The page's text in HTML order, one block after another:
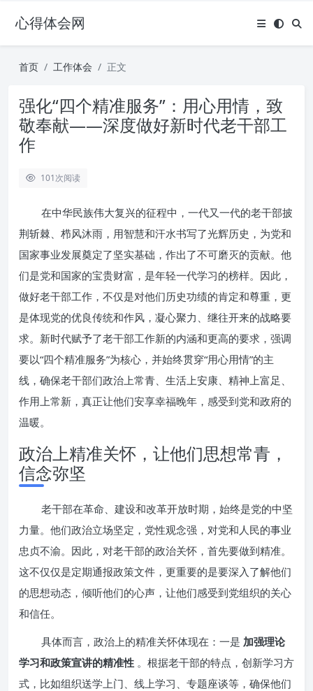
心得体会网
首页 工作体会 正文
强化“四个精准服务”：用心用情，致
敬奉献——深度做好新时代老干部工
作
101次阅读
在中华民族伟大复兴的征程中，一代又一代的老干部披
荆斩棘、栉风沐雨，用智慧和汗水书写了光辉历史，为党和
国家事业发展奠定了坚实基础，作出了不可磨灭的贡献。他
们是党和国家的宝贵财富，是年轻一代学习的榜样。因此，
做好老干部工作，不仅是对他们历史功绩的肯定和尊重，更
是体现党的优良传统和作风，凝心聚力、继往开来的战略要
求。新时代赋予了老干部工作新的内涵和更高的要求，强调
要以“四个精准服务”为核心，并始终贯穿“用心用情”的主
线，确保老干部们政治上常青、生活上安康、精神上富足、
作用上常新，真正让他们安享幸福晚年，感受到党和政府的
温暖。
政治上精准关怀，让他们思想常青，
信念弥坚
老干部在革命、建设和改革开放时期，始终是党的中坚
力量。他们政治立场坚定，党性观念强，对党和人民的事业
忠贞不渝。因此，对老干部的政治关怀，首先要做到精准。
这不仅仅是定期通报政策文件，更重要的是要深入了解他们
的思想动态，倾听他们的心声，让他们感受到党组织的关心
和信任。
具体而言，政治上的精准关怀体现在：一是 加强理论
学习和政策宣讲的精准性 。根据老干部的特点，创新学习方
式，比如组织送学上门、线上学习、专题座谈等，确保他们